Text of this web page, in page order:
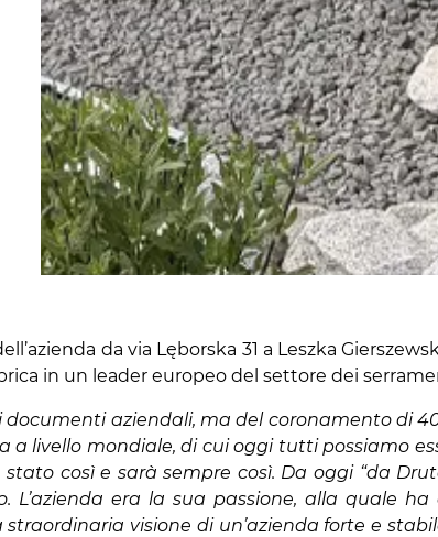
da via Lęborska 31 a Leszka
in un leader europeo del settore dei
aziendali, ma del coronamento di
livello mondiale, di cui oggi tutti possiamo
così e sarà sempre così. Da oggi “da
L’azienda era la sua passione, alla quale
visione di un’azienda forte e